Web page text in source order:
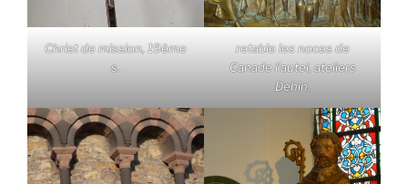
Christ de mission, 19ème
s.
retable les noces de
Canade l'autel, ateliers
Dehin,